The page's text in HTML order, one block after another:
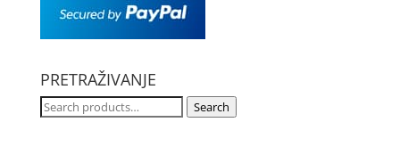
PRETRAŽIVANJE
Search
Search